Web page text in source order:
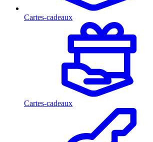
Cartes-cadeaux
Cartes-cadeaux